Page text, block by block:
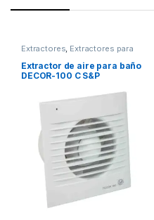
Extractores, Extractores para
Extractor de aire para baño
DECOR-100 C S&P